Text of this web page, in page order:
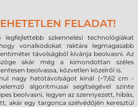
FELADAT!
szkennelési technológiákat
vonalkódokat raktára legmagasabb
távolságból kívánja beolvasni. Az
akár még a kimondottan széles
beolvassa, közvetlen közelről is.
nagy hatótávolságot kínál (~7,62 cm -
algoritmusai segítségével szinte
beolvasni, legyen az szennyezett, hibás,
akár egy targonca szélvédőjén keresztül